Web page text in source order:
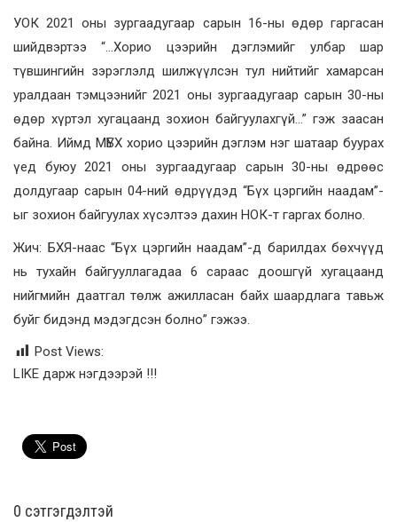
УОК 2021 оны зургаадугаар сарын 16-ны өдөр гаргасан
шийдвэртээ “…Хорио цээрийн дэглэмийг улбар шар
түвшингийн зэрэглэлд шилжүүлсэн тул нийтийг хамарсан
уралдаан тэмцээнийг 2021 оны зургаадугаар сарын 30-ны
өдөр хүртэл хугацаанд зохион байгуулахгүй…” гэж заасан
байна. Иймд МҮБХ хорио цээрийн дэглэм нэг шатаар буурах
үед буюу 2021 оны зургаадугаар сарын 30-ны өдрөөс
долдугаар сарын 04-ний өдрүүдэд “Бүх цэргийн наадам”-
ыг зохион байгуулах хүсэлтээ дахин НОК-т гаргах болно.
Жич: БХЯ-наас “Бүх цэргийн наадам”-д барилдах бөхчүүд
нь тухайн байгууллагадаа 6 сараас доошгүй хугацаанд
нийгмийн даатгал төлж ажилласан байх шаардлага тавьж
буйг бидэнд мэдэгдсэн болно” гэжээ.
Post Views:
LIKE дарж нэгдээрэй !!!
0 cэтгэгдэлтэй